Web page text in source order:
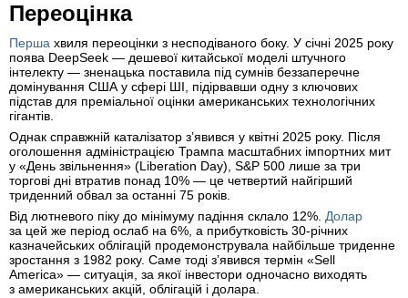
Переоцінка
Перша хвиля переоцінки з несподіваного боку. У січні 2025 року
поява DeepSeek — дешевої китайської моделі штучного
інтелекту — зненацька поставила під сумнів беззаперечне
домінування США у сфері ШІ, підірвавши одну з ключових
підстав для преміальної оцінки американських технологічних
гігантів.
Однак справжній каталізатор зʼявився у квітні 2025 року. Після
оголошення адміністрацією Трампа масштабних імпортних мит
у «День звільнення» (Liberation Day), S&P 500 лише за три
торгові дні втратив понад 10% — це четвертий найгірший
триденний обвал за останні 75 років.
Від лютневого піку до мінімуму падіння склало 12%. Долар
за цей же період ослаб на 6%, а прибутковість 30-річних
казначейських облігацій продемонструвала найбільше триденне
зростання з 1982 року. Саме тоді зʼявився термін «Sell
America» — ситуація, за якої інвестори одночасно виходять
з американських акцій, облігацій і долара.